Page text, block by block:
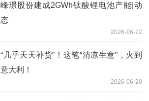
峰璟股份建成2GWh钛酸锂电池产能|动
态
2026-06-22
“几乎天天补货”！这笔“清凉生意”，火到
意大利！
2026-06-20